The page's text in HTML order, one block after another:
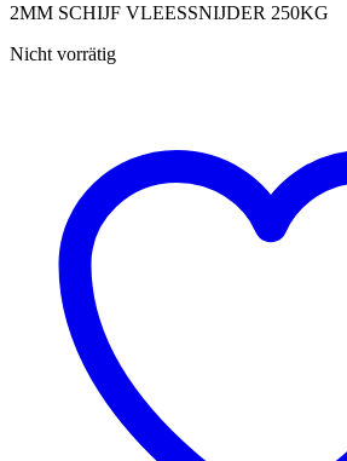
2MM SCHIJF VLEESSNIJDER 250KG
Nicht vorrätig